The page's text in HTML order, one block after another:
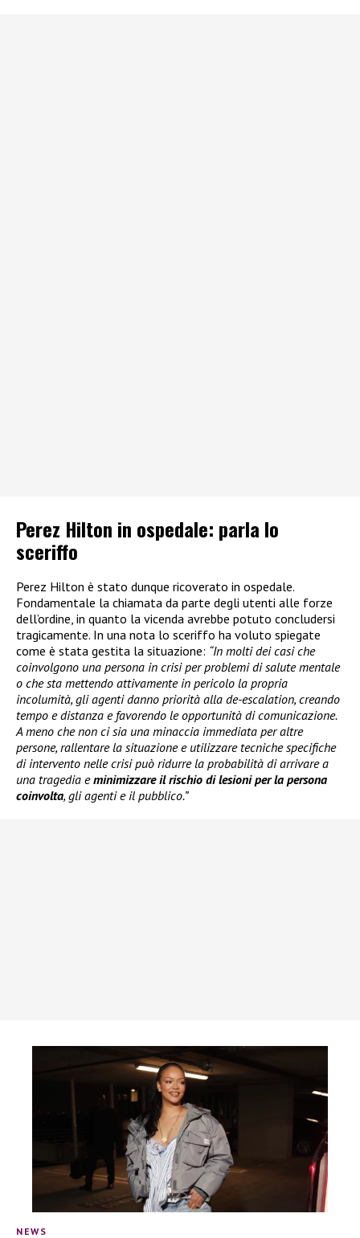
Perez Hilton in ospedale: parla lo
sceriffo
Perez Hilton è stato dunque ricoverato in ospedale.
Fondamentale la chiamata da parte degli utenti alle forze
dell’ordine, in quanto la vicenda avrebbe potuto concludersi
tragicamente. In una nota lo sceriffo ha voluto spiegate
come è stata gestita la situazione: “In molti dei casi che
coinvolgono una persona in crisi per problemi di salute mentale
o che sta mettendo attivamente in pericolo la propria
incolumità, gli agenti danno priorità alla de-escalation, creando
tempo e distanza e favorendo le opportunità di comunicazione.
A meno che non ci sia una minaccia immediata per altre
persone, rallentare la situazione e utilizzare tecniche specifiche
di intervento nelle crisi può ridurre la probabilità di arrivare a
una tragedia eminimizzare il rischio di lesioni per la persona
coinvolta, gli agenti e il pubblico.”
NEWS